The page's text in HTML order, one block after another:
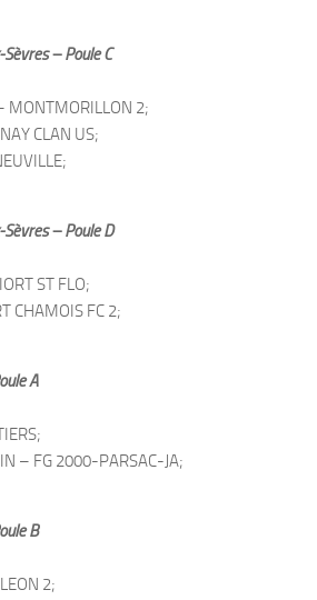
– Poule C
MONTMORILLON 2;
CLAN US;
– Poule D
ST FLO;
CHAMOIS FC 2;
A
– FG 2000-PARSAC-JA;
B
2;